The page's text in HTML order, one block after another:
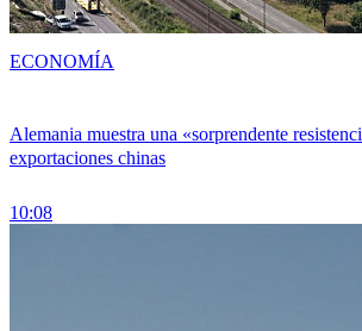
Alemania muestra una «sorprendente
exportaciones chinas
10:08
ECONOMÍA